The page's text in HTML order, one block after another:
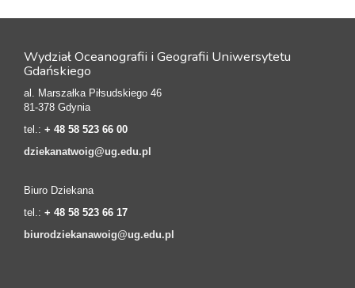
Wydział Oceanografii i Geografii Uniwersytetu
Gdańskiego
al. Marszałka Piłsudskiego 46
81-378 Gdynia
tel.: + 48 58 523 66 00
dziekanatwoig@ug.edu.pl
Biuro Dziekana
tel.: + 48 58 523 66 17
biurodziekanawoig@ug.edu.pl